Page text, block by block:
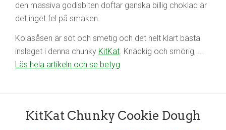
den massiva godisbiten doftar ganska billig choklad är
det inget fel på smaken.
Kolasåsen är söt och smetig och det helt klart bästa
inslaget i denna chunky KitKat. Knäckig och smörig, …
Läs hela artikeln och se betyg
KitKat Chunky Cookie Dough